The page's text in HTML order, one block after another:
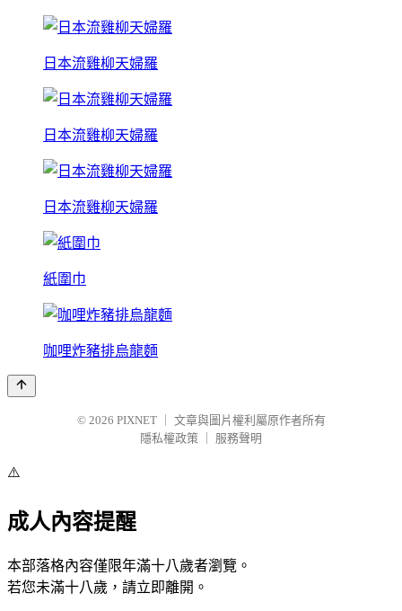
日本流雞柳天婦羅
日本流雞柳天婦羅
日本流雞柳天婦羅
紙圍巾
咖哩炸豬排烏龍麵
© 2026 PIXNET
文章與圖片權利屬原作者所有
隱私權政策
服務聲明
⚠️
成人內容提醒
本部落格內容僅限年滿十八歲者瀏覽。
若您未滿十八歲，請立即離開。